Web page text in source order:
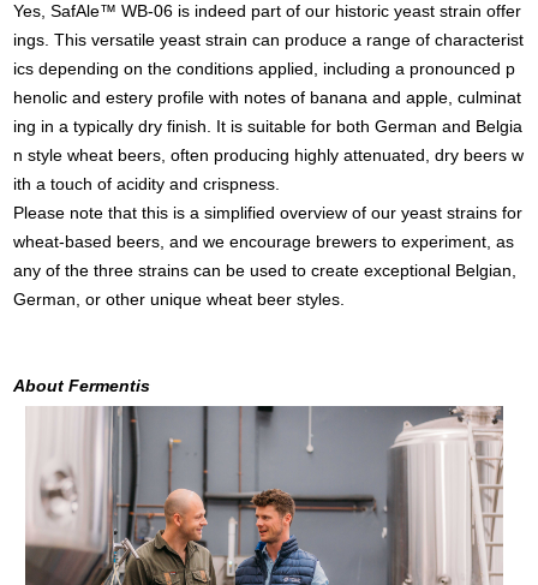
Yes, SafAle™ WB-06 is indeed part of our historic yeast strain offer
ings. This versatile yeast strain can produce a range of characterist
ics depending on the conditions applied, including a pronounced p
henolic and estery profile with notes of banana and apple, culminat
ing in a typically dry finish. It is suitable for both German and Belgia
n style wheat beers, often producing highly attenuated, dry beers w
ith a touch of acidity and crispness.
Please note that this is a simplified overview of our yeast strains for
wheat-based beers, and we encourage brewers to experiment, as
any of the three strains can be used to create exceptional Belgian,
German, or other unique wheat beer styles.
About Fermentis